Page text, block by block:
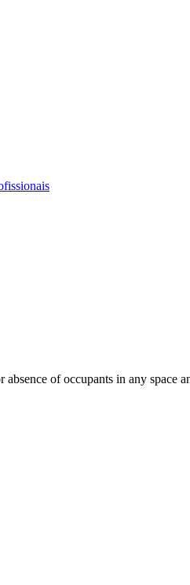
of occupants in any space